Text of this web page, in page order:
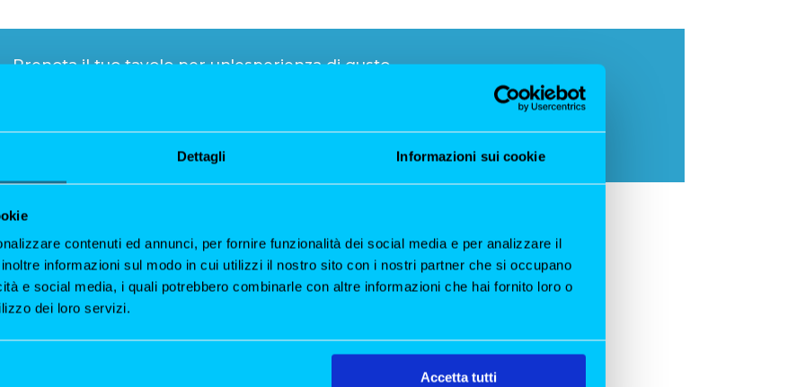
Dettagli Informazioni sui cookie
contenuti ed annunci, per fornire funzionalità dei social media e per analizzare il
informazioni sul modo in cui utilizzi il nostro sito con i nostri partner che si occupano
e social media, i quali potrebbero combinarle con altre informazioni che hai fornito loro o
dei loro servizi.
Accetta tutti
Prenota il tuo tavolo per un'esperienza di gusto
Particolari:
centro particolariche sanno come stupire anche i
palati più esigenti. Dai locali con cucina gourmet alle